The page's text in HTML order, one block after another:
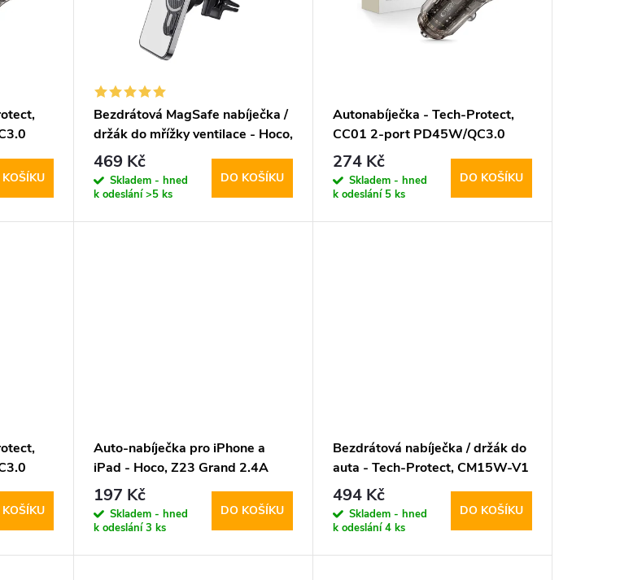
Bezdrátová MagSafe nabíječka /
držák do mřížky ventilace - Hoco,
CA85 Ultrafast
469 Kč
Skladem - hned
k odeslání>5 ks
DO KOŠÍKU
Autonabíječka - Tech-Protect,
CC01 2-port PD45W/QC3.0
274 Kč
Skladem - hned
k odeslání 5 ks
DO KOŠÍKU
Auto-nabíječka pro iPhone a
iPad - Hoco, Z23 Grand 2.4A
197 Kč
Skladem - hned
k odeslání3 ks
DO KOŠÍKU
Bezdrátová nabíječka / držák do
auta - Tech-Protect, CM15W-V1
Dashboard & Vent
494 Kč
Skladem - hned
k odeslání4 ks
DO KOŠÍKU